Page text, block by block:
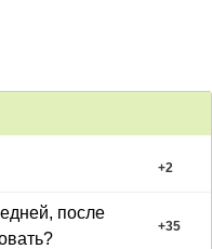
+2
после
+35